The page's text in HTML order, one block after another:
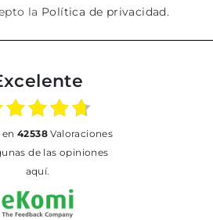
la Política de privacidad.
en 42538Valoraciones
aquí.